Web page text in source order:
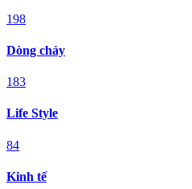
198
Dòng chảy
183
Life Style
84
Kinh tế